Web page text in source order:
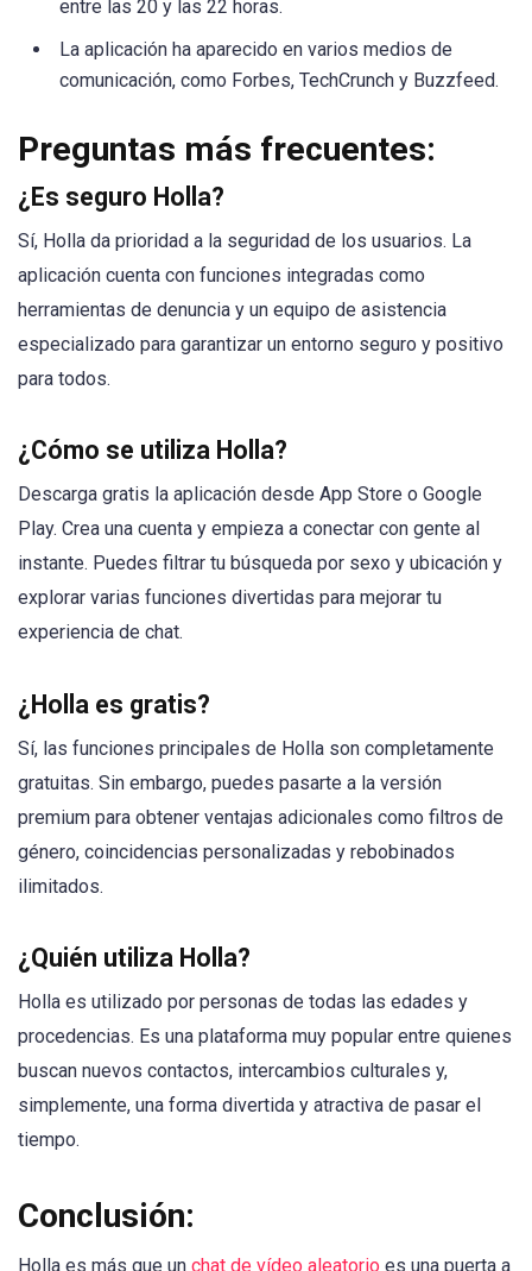
entre las 20 y las 22 horas.
La aplicación ha aparecido en varios medios de
comunicación, como Forbes, TechCrunch y Buzzfeed.
Preguntas más frecuentes:
¿Es seguro Holla?
Sí, Holla da prioridad a la seguridad de los usuarios. La
aplicación cuenta con funciones integradas como
herramientas de denuncia y un equipo de asistencia
especializado para garantizar un entorno seguro y positivo
para todos.
¿Cómo se utiliza Holla?
Descarga gratis la aplicación desde App Store o Google
Play. Crea una cuenta y empieza a conectar con gente al
instante. Puedes filtrar tu búsqueda por sexo y ubicación y
explorar varias funciones divertidas para mejorar tu
experiencia de chat.
¿Holla es gratis?
Sí, las funciones principales de Holla son completamente
gratuitas. Sin embargo, puedes pasarte a la versión
premium para obtener ventajas adicionales como filtros de
género, coincidencias personalizadas y rebobinados
ilimitados.
¿Quién utiliza Holla?
Holla es utilizado por personas de todas las edades y
procedencias. Es una plataforma muy popular entre quienes
buscan nuevos contactos, intercambios culturales y,
simplemente, una forma divertida y atractiva de pasar el
tiempo.
Conclusión:
Holla es más que un chat de vídeo aleatorio es una puerta a